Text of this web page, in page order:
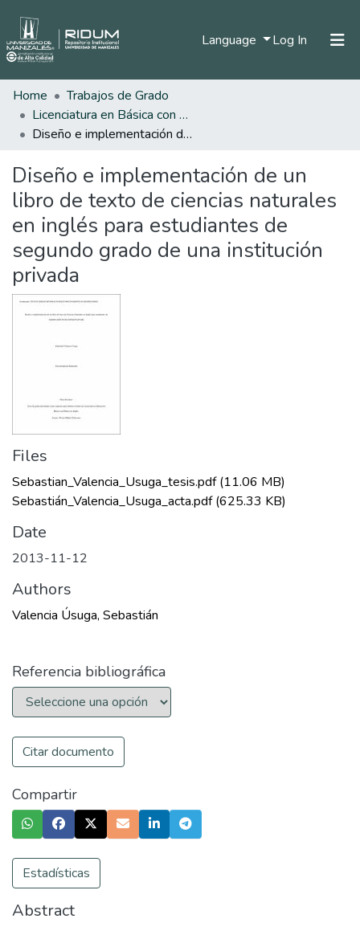
Language Log In (current)
Statistics
Home
Trabajos de Grado
Licenciatura en Básica con Énfasis en Inglés
Diseño e implementación de un libro de texto de ciencias naturales en inglés para estudiantes de segundo grado de una institución privada
Diseño e implementación de un
libro de texto de ciencias naturales
en inglés para estudiantes de
segundo grado de una institución
privada
Files
Sebastian_Valencia_Usuga_tesis.pdf(11.06 MB)
Sebastián_Valencia_Usuga_acta.pdf(625.33 KB)
Date
2013-11-12
Authors
Valencia Úsuga, Sebastián
Referencia bibliográfica
Citar documento
Compartir
Estadísticas
Abstract